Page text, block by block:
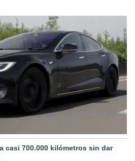
casi 700.000 kilómetros sin dar